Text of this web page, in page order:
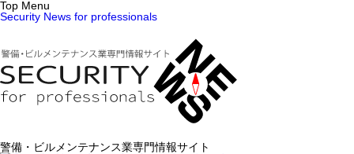
Top Menu
Security News for professionals
警備・ビルメンテナンス業専門情報サイト